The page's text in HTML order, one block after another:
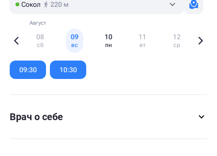
Сокол 220 м
Август
08
сб
09
вс
10
пн
11
вт
12
ср
of
6
09:30 10:30
Врач о себе